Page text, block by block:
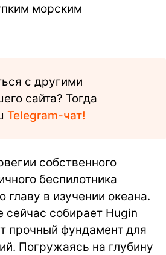
морским
с другими
сайта? Тогда
Telegram-чат!
собственного
беспилотника
главу в изучении океана.
сейчас собирает Hugin
прочный фундамент для
Погружаясь на глубину